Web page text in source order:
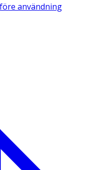
användning